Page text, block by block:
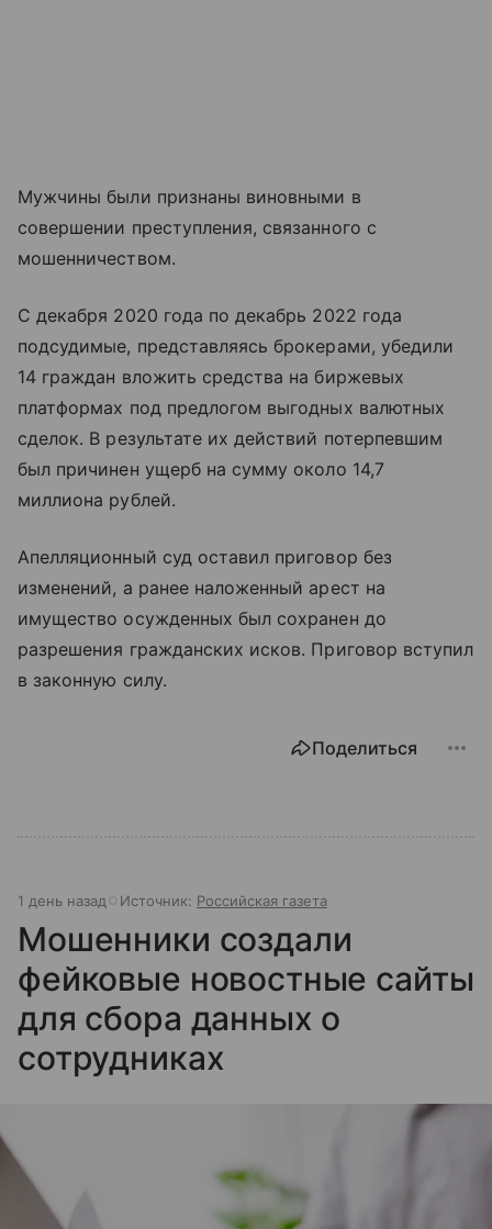
Мужчины были признаны виновными в
совершении преступления, связанного с
мошенничеством.
С декабря 2020 года по декабрь 2022 года
подсудимые, представляясь брокерами, убедили
14 граждан вложить средства на биржевых
платформах под предлогом выгодных валютных
сделок. В результате их действий потерпевшим
был причинен ущерб на сумму около 14,7
миллиона рублей.
Апелляционный суд оставил приговор без
изменений, а ранее наложенный арест на
имущество осужденных был сохранен до
разрешения гражданских исков. Приговор вступил
в законную силу.
Поделиться
1 день назад Источник: Российская газета
Мошенники создали
фейковые новостные сайты
для сбора данных о
сотрудниках